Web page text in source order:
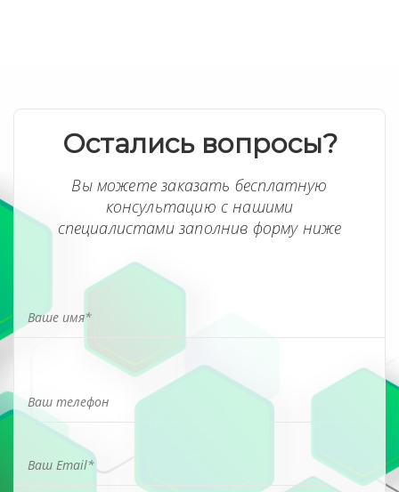
Остались вопросы?
Вы можете заказать бесплатную
консультацию с нашими
специалистами заполнив форму ниже